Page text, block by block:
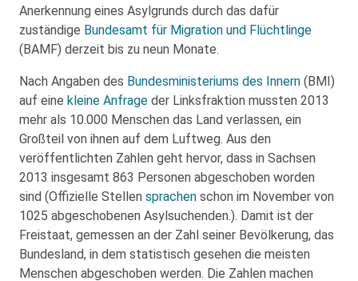
Anerkennung eines Asylgrunds durch das dafür
zuständige Bundesamt für Migration und Flüchtlinge
(BAMF) derzeit bis zu neun Monate.
Nach Angaben des Bundesministeriums des Innern (BMI)
auf eine kleine Anfrage der Linksfraktion mussten 2013
mehr als 10.000 Menschen das Land verlassen, ein
Großteil von ihnen auf dem Luftweg. Aus den
veröffentlichten Zahlen geht hervor, dass in Sachsen
2013 insgesamt 863 Personen abgeschoben worden
sind (Offizielle Stellen sprachen schon im November von
1025 abgeschobenen Asylsuchenden.). Damit ist der
Freistaat, gemessen an der Zahl seiner Bevölkerung, das
Bundesland, in dem statistisch gesehen die meisten
Menschen abgeschoben werden. Die Zahlen machen